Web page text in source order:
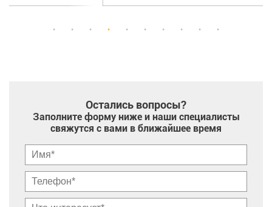
Остались вопросы?
Заполните форму ниже и наши специалисты
свяжутся с вами в ближайшее время